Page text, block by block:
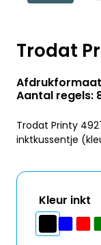
Trodat
Aantal regels:
Trodat Printy
inktkussentje
Kleur inkt